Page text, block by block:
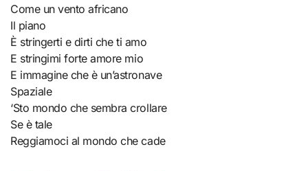
Come un vento africano
Il piano
È stringerti e dirti che ti amo
E stringimi forte amore mio
E immagine che è un’astronave
Spaziale
‘Sto mondo che sembra crollare
Se è tale
Reggiamoci al mondo che cade